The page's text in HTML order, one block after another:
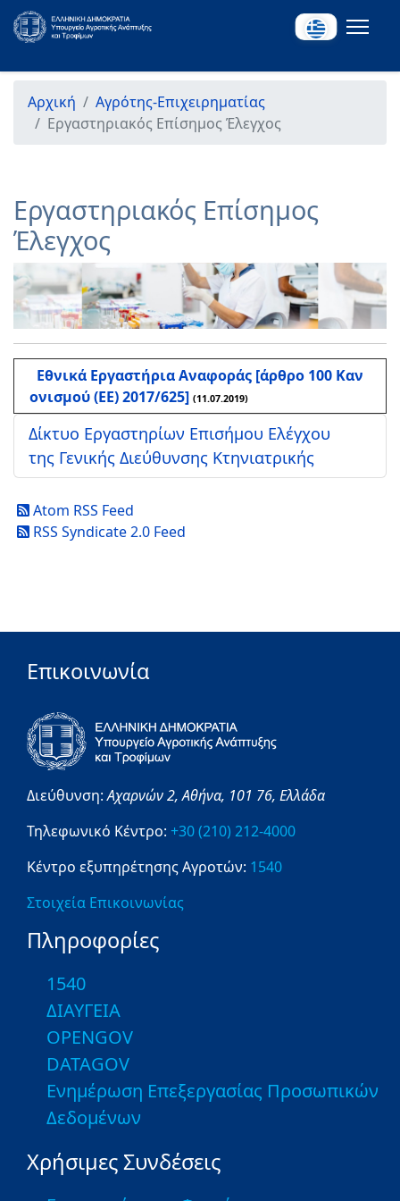
Αρχική
Αγρότης-Επιχειρηματίας
Εργαστηριακός Επίσημος Έλεγχος
Εργαστηριακός Επίσημος
Έλεγχος
Εθνικά Εργαστήρια Αναφοράς [άρθρο 100 Καν
ονισμού (ΕΕ) 2017/625] (11.07.2019)
Δίκτυο Εργαστηρίων Επισήμου Ελέγχου
της Γενικής Διεύθυνσης Κτηνιατρικής
Atom RSS Feed
RSS Syndicate 2.0 Feed
Επικοινωνία
Διεύθυνση:Αχαρνών 2,Αθήνα, 101 76, Ελλάδα
Τηλεφωνικό Κέντρο: +30 (210) 212-4000
Κέντρο εξυπηρέτησης Αγροτών: 1540
Στοιχεία Επικοινωνίας
Πληροφορίες
1540
ΔΙΑΥΓΕΙΑ
OPENGOV
DATAGOV
Ενημέρωση Επεξεργασίας Προσωπικών
Δεδομένων
Χρήσιμες Συνδέσεις